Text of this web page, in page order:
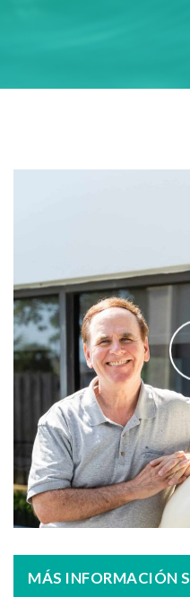
MÁS INFORMACIÓN